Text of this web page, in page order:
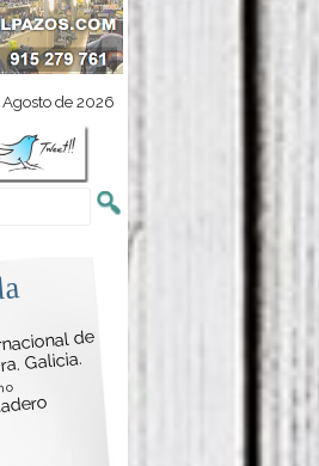
de 2026
de
Galicia.